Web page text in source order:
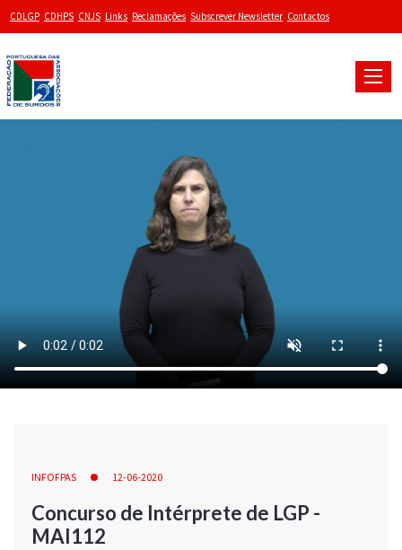
CDLGP CDHPS CNJS Links Reclamações Subscrever Newsletter Contactos
Toggle
INFOFPAS 12-06-2020
Concurso de Intérprete de LGP -
MAI112